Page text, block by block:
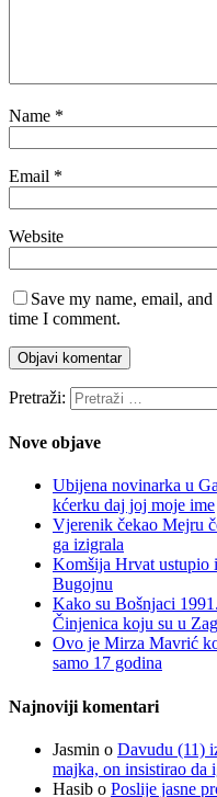
Name *
Email *
Website
Save my name, email,
time I comment.
Pretraži:
Nove objave
Ubijena novinarka u
kćerku daj joj moje ime
Vjerenik čekao Mejru
ga izigrala
Komšija Hrvat ustupio
Bugojnu
Kako su Bošnjaci
Činjenica koju su u
Ovo je Mirza Mavrić
samo 17 godina
Najnoviji komentari
Jasmin o Davudu (11)
majka, on insistirao da
Hasib o Poslije jasne